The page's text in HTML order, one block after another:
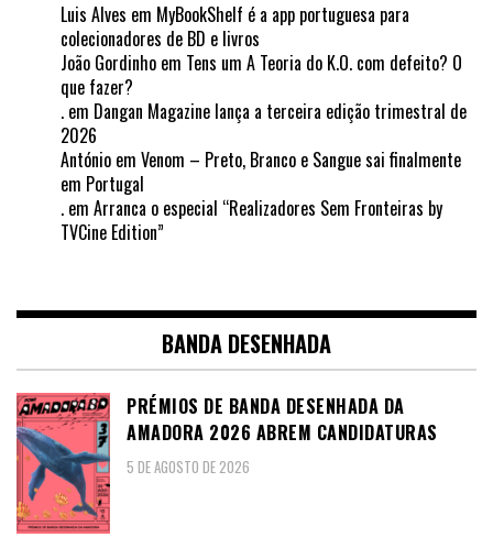
Luis Alves em MyBookShelf é a app portuguesa para
colecionadores de BD e livros
João Gordinho em Tens um A Teoria do K.O. com defeito? O
que fazer?
. em Dangan Magazine lança a terceira edição trimestral de
2026
António em Venom – Preto, Branco e Sangue sai finalmente
em Portugal
. em Arranca o especial “Realizadores Sem Fronteiras by
TVCine Edition”
BANDA DESENHADA
PRÉMIOS DE BANDA DESENHADA DA
AMADORA 2026 ABREM CANDIDATURAS
5 DE AGOSTO DE 2026